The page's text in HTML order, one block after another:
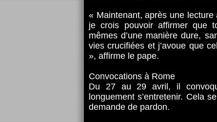
« Maintenant, après une
je crois pouvoir affirmer que
mêmes d’une manière dure,
vies crucifiées et j’avoue que
», affirme le pape.
Convocations à Rome
Du 27 au 29 avril, il
longuement s’entretenir. Cela
demande de pardon.